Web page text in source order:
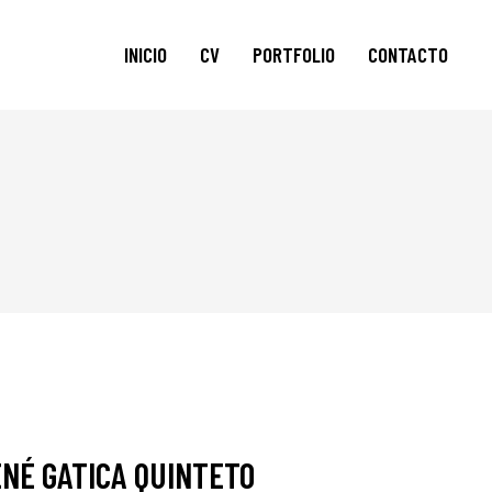
INICIO CV PORTFOLIO CONTACTO
GATICA QUINTETO